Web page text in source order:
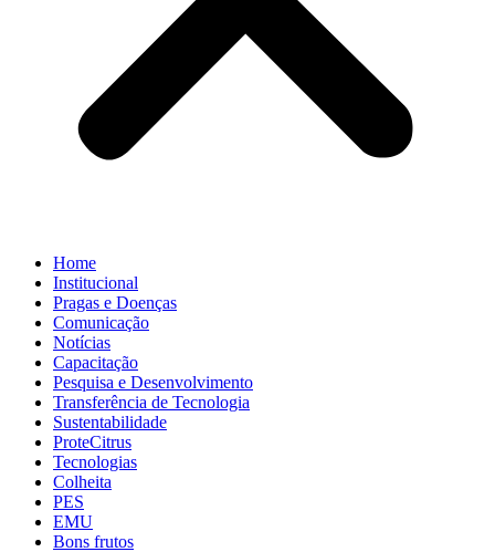
Home
Institucional
Pragas e Doenças
Comunicação
Notícias
Capacitação
Pesquisa e Desenvolvimento
Transferência de Tecnologia
Sustentabilidade
ProteCitrus
Tecnologias
Colheita
PES
EMU
Bons frutos